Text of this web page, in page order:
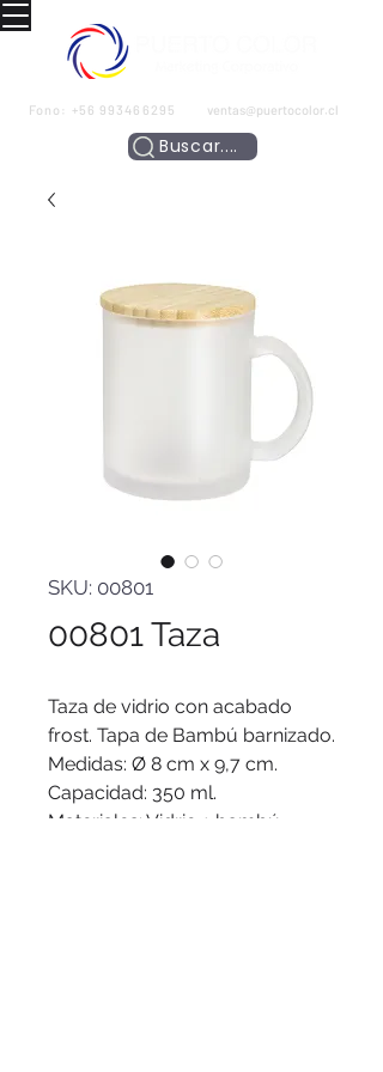
Fono: +56 993466295 ventas@puertocolor.cl
Buscar....
SKU: 00801
00801 Taza
Taza de vidrio con acabado
frost. Tapa de Bambú barnizado.
Medidas: Ø 8 cm x 9,7 cm.
Capacidad: 350 ml.
Materiales: Vidrio + bambú.